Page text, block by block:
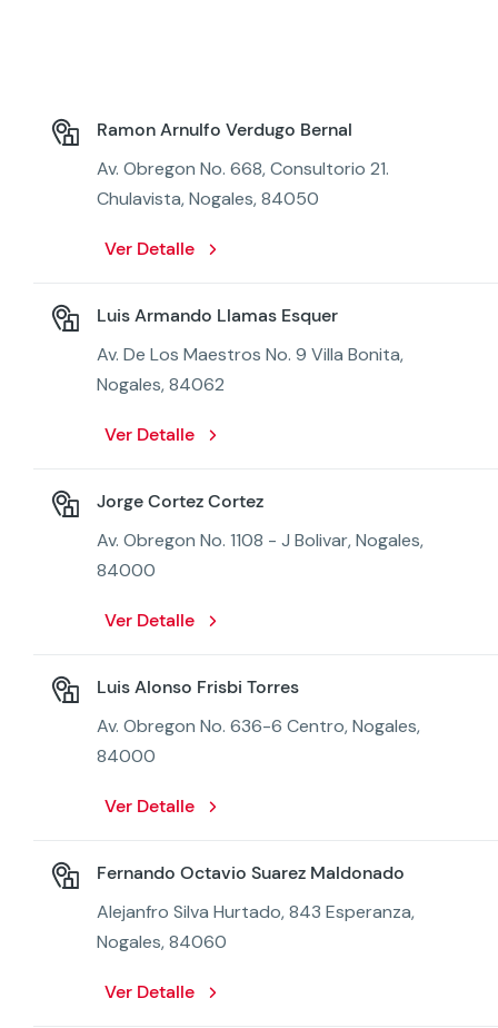
Ramon Arnulfo Verdugo Bernal
Av. Obregon No. 668, Consultorio 21.
Chulavista, Nogales, 84050
Ver Detalle
Luis Armando Llamas Esquer
Av. De Los Maestros No. 9 Villa Bonita,
Nogales, 84062
Ver Detalle
Jorge Cortez Cortez
Av. Obregon No. 1108 - J Bolivar, Nogales,
84000
Ver Detalle
Luis Alonso Frisbi Torres
Av. Obregon No. 636-6 Centro, Nogales,
84000
Ver Detalle
Fernando Octavio Suarez Maldonado
Alejanfro Silva Hurtado, 843 Esperanza,
Nogales, 84060
Ver Detalle